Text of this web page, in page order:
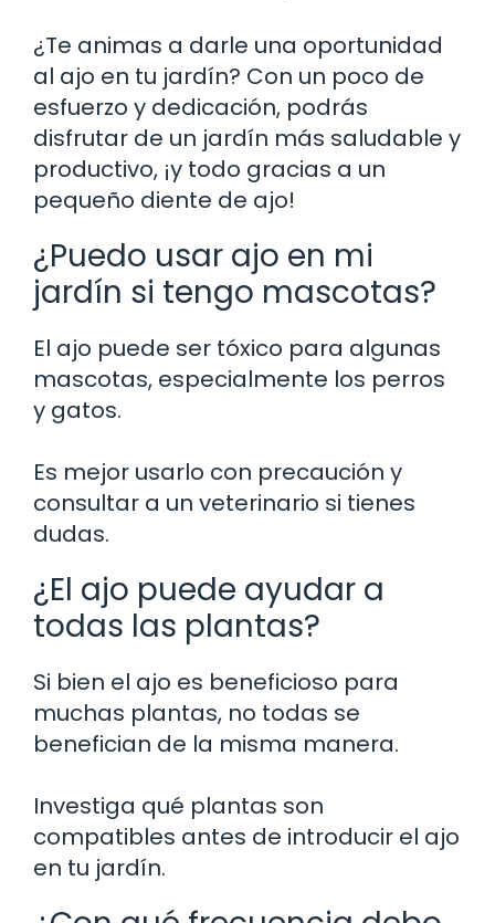
¿Te animas a darle una oportunidad
al ajo en tu jardín? Con un poco de
esfuerzo y dedicación, podrás
disfrutar de un jardín más saludable y
productivo, ¡y todo gracias a un
pequeño diente de ajo!
¿Puedo usar ajo en mi
jardín si tengo mascotas?
El ajo puede ser tóxico para algunas
mascotas, especialmente los perros
y gatos.
Es mejor usarlo con precaución y
consultar a un veterinario si tienes
dudas.
¿El ajo puede ayudar a
todas las plantas?
Si bien el ajo es beneficioso para
muchas plantas, no todas se
benefician de la misma manera.
Investiga qué plantas son
compatibles antes de introducir el ajo
en tu jardín.